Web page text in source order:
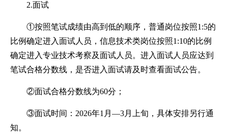
2.面试
①按照笔试成绩由高到低的顺序，普通岗位按照1:5的
比例确定进入面试人员，信息技术类岗位按照1:10的比例
确定进入专业技术考察及面试人员。进入面试人员应达到
笔试合格分数线，是否进入面试请及时查看面试公告。
②面试合格分数线为60分；
③面试时间：2026年1月—3月上旬，具体安排另行通
知。